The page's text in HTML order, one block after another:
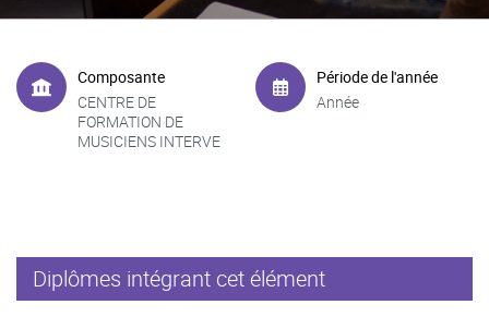
Composante
CENTRE DE
FORMATION DE
MUSICIENS INTERVE
Période de l'année
Année
Diplômes intégrant cet élément